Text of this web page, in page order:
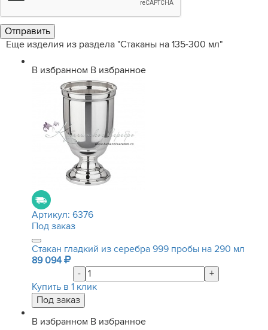
Еще изделия из раздела "Стаканы на 135-300 мл"
В избранном В избранное
Артикул: 6376
Под заказ
Стакан гладкий из серебра 999 пробы на 290 мл
89 094
-
+
Купить в 1 клик
В избранном В избранное